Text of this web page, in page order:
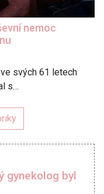
nemoc
svých 61 letech
s…
gynekolog byl